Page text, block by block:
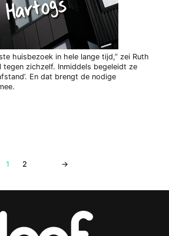
huisbezoek in hele lange tijd,” zei Ruth
tegen zichzelf. Inmiddels begeleidt ze
En dat brengt de nodige
1 2 →